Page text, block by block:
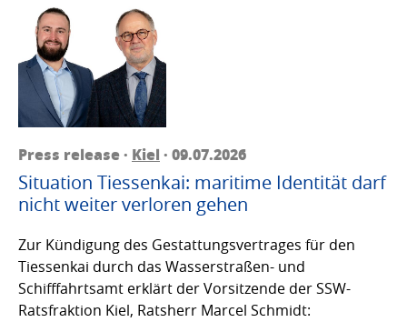
Press release · Kiel · 09.07.2026
Situation Tiessenkai: maritime Identität darf
nicht weiter verloren gehen
Zur Kündigung des Gestattungsvertrages für den
Tiessenkai durch das Wasserstraßen- und
Schifffahrtsamt erklärt der Vorsitzende der SSW-
Ratsfraktion Kiel, Ratsherr Marcel Schmidt: